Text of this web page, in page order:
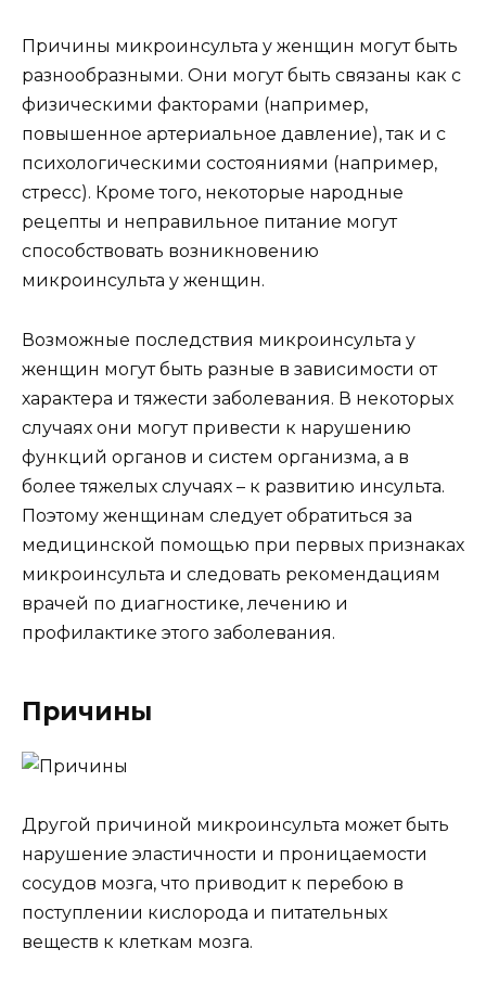
Причины микроинсульта у женщин могут быть
разнообразными. Они могут быть связаны как с
физическими факторами (например,
повышенное артериальное давление), так и с
психологическими состояниями (например,
стресс). Кроме того, некоторые народные
рецепты и неправильное питание могут
способствовать возникновению
микроинсульта у женщин.
Возможные последствия микроинсульта у
женщин могут быть разные в зависимости от
характера и тяжести заболевания. В некоторых
случаях они могут привести к нарушению
функций органов и систем организма, а в
более тяжелых случаях – к развитию инсульта.
Поэтому женщинам следует обратиться за
медицинской помощью при первых признаках
микроинсульта и следовать рекомендациям
врачей по диагностике, лечению и
профилактике этого заболевания.
Причины
Другой причиной микроинсульта может быть
нарушение эластичности и проницаемости
сосудов мозга, что приводит к перебою в
поступлении кислорода и питательных
веществ к клеткам мозга.